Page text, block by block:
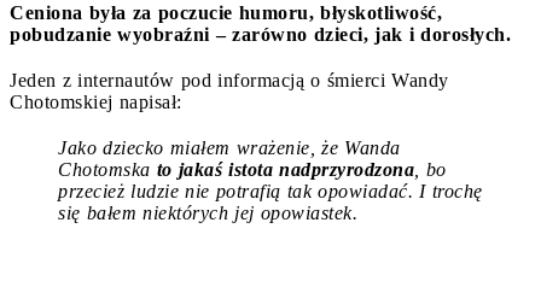
Ceniona była za poczucie humoru, błyskotliwość,
pobudzanie wyobraźni – zarówno dzieci, jak i dorosłych.
Jeden z internautów pod informacją o śmierci Wandy
Chotomskiej napisał:
Jako dziecko miałem wrażenie, że Wanda
Chotomska to jakaś istota nadprzyrodzona , bo
przecież ludzie nie potrafią tak opowiadać. I trochę
się bałem niektórych jej opowiastek.